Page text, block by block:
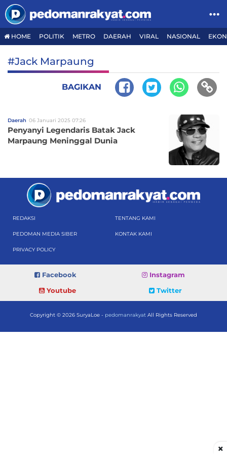
HOME POLITIK METRO DAERAH VIRAL NASIONAL
#Jack Marpaung
BAGIKAN
Daerah 06 Januari 2025 07:26
Penyanyi Legendaris Batak Jack
Marpaung Meninggal Dunia
REDAKSI TENTANG KAMI
PEDOMAN MEDIA SIBER KONTAK KAMI
PRIVACY POLICY
Facebook
Instagram
Youtube
Twitter
Copyright © 2026 SuryaLoe - pedomanrakyat All Rights Reserved
×